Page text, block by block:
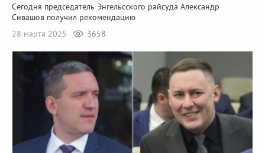
Сегодня председатель Энгельсского райсуда Александр
Сивашов получил рекомендацию
28 марта 2025
3658